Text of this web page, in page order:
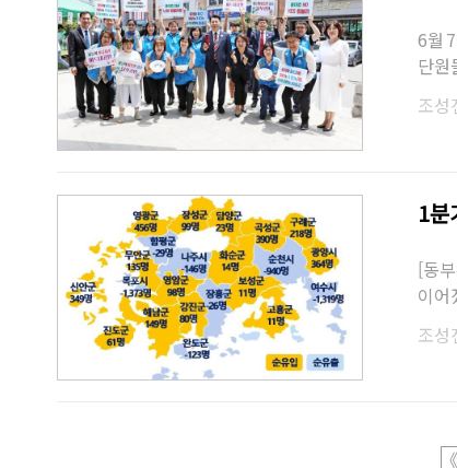
6월
단원
러
조성
1분
[동
이어
어
조성
《